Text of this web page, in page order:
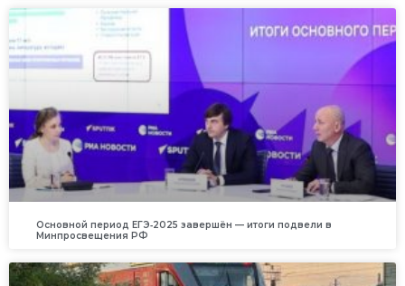
Основной период ЕГЭ‑2025 завершён — итоги подвели в
Минпросвещения РФ